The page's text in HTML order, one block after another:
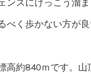
スにけっこう溜ま
く歩かない方が良
約840ｍです。山